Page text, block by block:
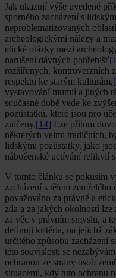
Jak ukazují výše uvedené
sporného zacházení s
neproblematizovaných
archeologickými nálezy a
etické otázky mezi
narušení dávných pohřebišť
rozšířených, kontroverzních
respektu ke starým kulturám,
vystavování mumií a jiných
současné době vede ke
pozůstatků, které jsou pro
zničeny.[14] Lze přitom
některých velmi tradičních,
lidskými pozůstatky, jako
náboženské uctívání relikvií
V tomto článku se pokusím
zacházení s tělem
považováno za právně a
zda a za jakých okolností lze
za věc v právním smyslu, a
definuji kritéria, na jejichž
určitého způsobu zacházení
této souvislosti se
ochranou ze strany osob
situacemi, kdy tuto ochranu